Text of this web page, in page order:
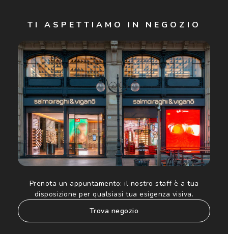
Cliccando su "Iscriviti", confermo di avere più di 16 anni e
acconsento all'utilizzo dei miei Dati Personali da parte di
Luxottica Group S.p.A. per l'invio di offerte speciali, novità
ed altre comunicazioni di carattere pubblicitario (consultare
Informativa sulla privacyper ulteriori informazioni).
TI ASPETTIAMO IN NEGOZIO
Prenota un appuntamento: il nostro staff è a tua
disposizione per qualsiasi tua esigenza visiva.
trova negozio